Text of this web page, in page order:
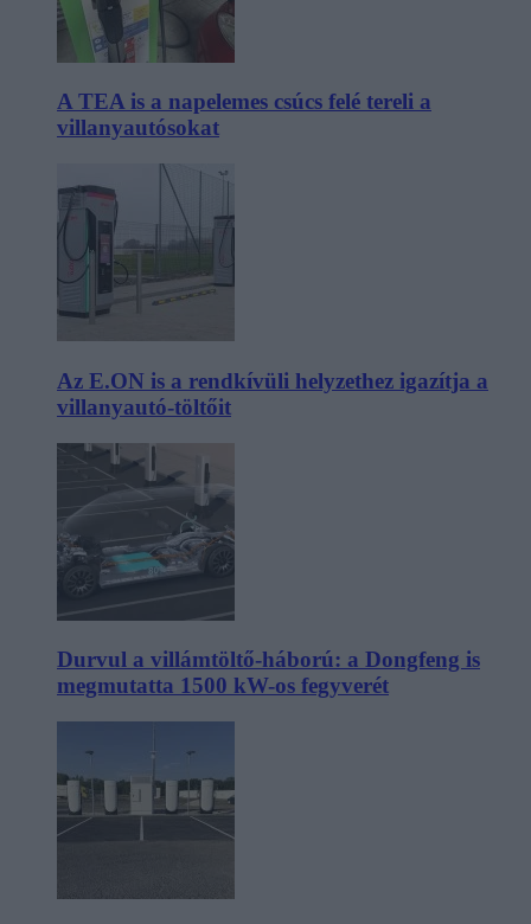
A TEA is a napelemes csúcs felé tereli a
villanyautósokat
Az E.ON is a rendkívüli helyzethez igazítja a
villanyautó-töltőit
Durvul a villámtöltő-háború: a Dongfeng is
megmutatta 1500 kW-os fegyverét